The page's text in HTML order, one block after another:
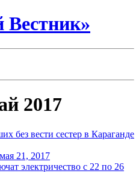
Вестник»
2017
без вести сестер в Караганде
мая 21, 2017
электричество с 22 по 26